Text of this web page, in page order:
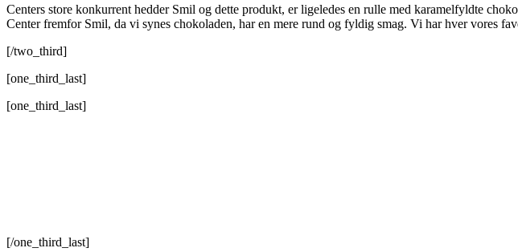
Centers store konkurrent hedder Smil og dette produkt, er ligeledes en rulle med karamelfyldte
Center fremfor Smil, da vi synes chokoladen, har en mere rund og fyldig smag. Vi har hver vores
[/two_third]
[one_third_last]
[one_third_last]
[/one_third_last]